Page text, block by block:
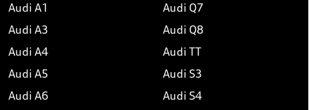
Audi A1
Audi A3
Audi A4
Audi A5
Audi A6
Audi Q7
Audi Q8
Audi TT
Audi S3
Audi S4